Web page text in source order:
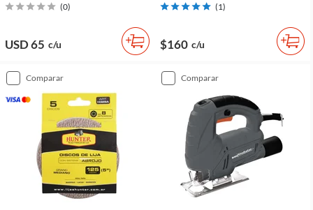
(0)
USD 65 c/u
(1)
$160 c/u
comparar comparar